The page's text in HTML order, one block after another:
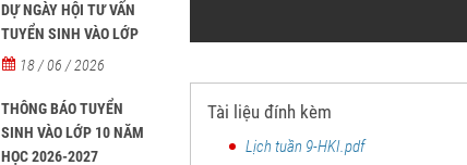
DỰ NGÀY HỘI TƯ VẤN
TUYỂN SINH VÀO LỚP
10 NĂM HỌC 2026–2027
18 / 06 / 2026
THÔNG BÁO TUYỂN
SINH VÀO LỚP 10 NĂM
HỌC 2026-2027
Tài liệu đính kèm
Lịch tuần 9-HKI.pdf